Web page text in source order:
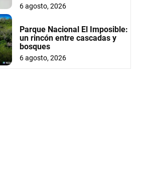
6 agosto, 2026
Parque Nacional El Imposible:
un rincón entre cascadas y
bosques
6 agosto, 2026